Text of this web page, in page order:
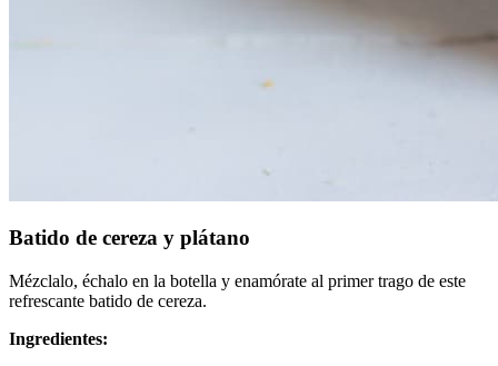
Batido de cereza y plátano
Mézclalo, échalo en la botella y enamórate al primer trago de este
refrescante batido de cereza.
Ingredientes: